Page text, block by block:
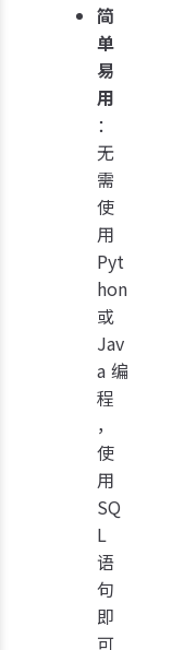
简
单
易
用
：
无
需
使
用
Pyt
hon
或
Jav
a 编
程
，
使
用
SQ
L
语
句
即
可